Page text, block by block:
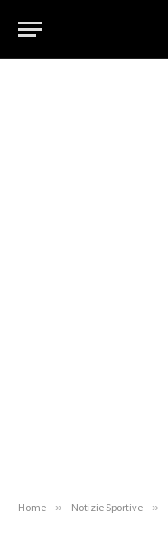
Home » Notizie Sportive »